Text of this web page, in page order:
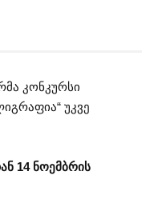
კონკურსი
უკვე
14 ნოემბრის